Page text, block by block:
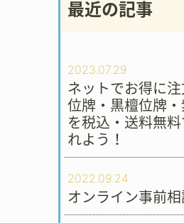
最近の記事
2023.07.29
ネットでお得に注
位牌・黒檀位牌
を税込・送料無
れよう！
2022.09.24
オンライン事前相